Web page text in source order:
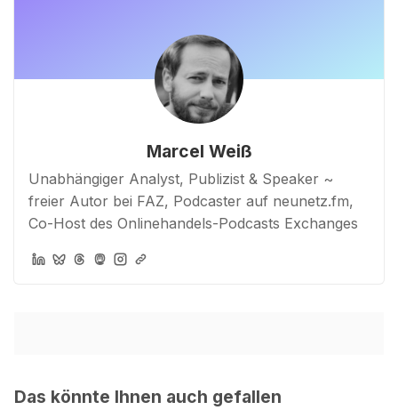
Marcel Weiß
Unabhängiger Analyst, Publizist & Speaker ~
freier Autor bei FAZ, Podcaster auf neunetz.fm,
Co-Host des Onlinehandels-Podcasts Exchanges
Das könnte Ihnen auch gefallen